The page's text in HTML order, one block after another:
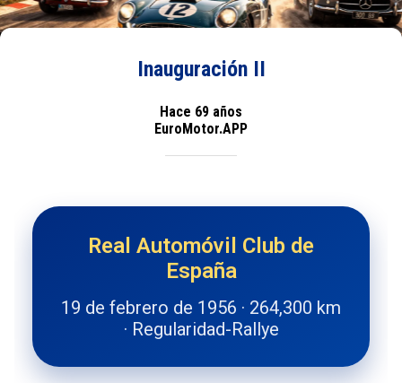
Inauguración II
Hace 69 años
EuroMotor.APP
Real Automóvil Club de
España
19 de febrero de 1956 · 264,300 km
· Regularidad-Rallye